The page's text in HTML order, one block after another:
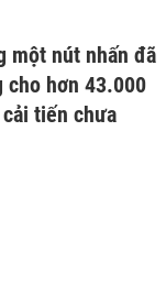
một nút nhấn đã
hơn 43.000
tiến chưa